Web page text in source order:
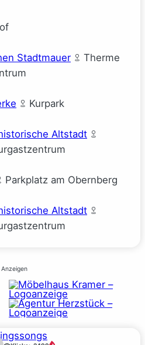
Stadtmauer
Therme
Kurpark
Altstadt
Parkplatz am Obernberg
Altstadt
Anzeigen